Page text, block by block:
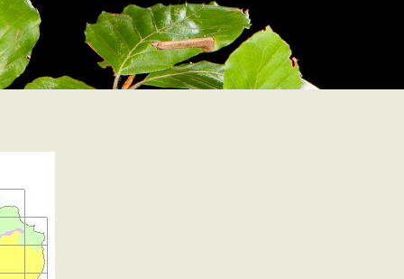
is donkerbruin, met hier en daar een goudkleurige haarpunten.